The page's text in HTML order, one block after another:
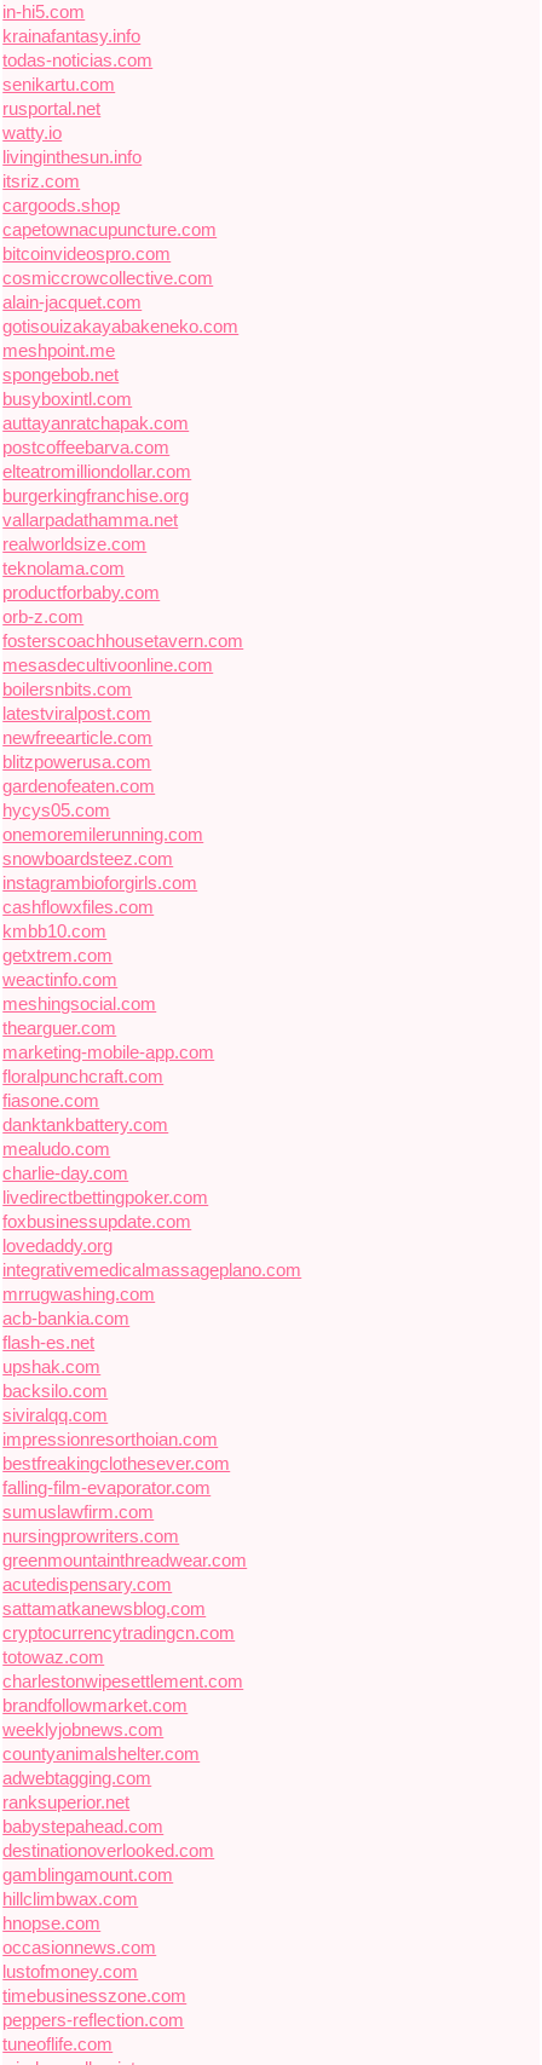
in-hi5.com
krainafantasy.info
todas-noticias.com
senikartu.com
rusportal.net
watty.io
livinginthesun.info
itsriz.com
cargoods.shop
capetownacupuncture.com
bitcoinvideospro.com
cosmiccrowcollective.com
alain-jacquet.com
gotisouizakayabakeneko.com
meshpoint.me
spongebob.net
busyboxintl.com
auttayanratchapak.com
postcoffeebarva.com
elteatromilliondollar.com
burgerkingfranchise.org
vallarpadathamma.net
realworldsize.com
teknolama.com
productforbaby.com
orb-z.com
fosterscoachhousetavern.com
mesasdecultivoonline.com
boilersnbits.com
latestviralpost.com
newfreearticle.com
blitzpowerusa.com
gardenofeaten.com
hycys05.com
onemoremilerunning.com
snowboardsteez.com
instagrambioforgirls.com
cashflowxfiles.com
kmbb10.com
getxtrem.com
weactinfo.com
meshingsocial.com
thearguer.com
marketing-mobile-app.com
floralpunchcraft.com
fiasone.com
danktankbattery.com
mealudo.com
charlie-day.com
livedirectbettingpoker.com
foxbusinessupdate.com
lovedaddy.org
integrativemedicalmassageplano.com
mrrugwashing.com
acb-bankia.com
flash-es.net
upshak.com
backsilo.com
siviralqq.com
impressionresorthoian.com
bestfreakingclothesever.com
falling-film-evaporator.com
sumuslawfirm.com
nursingprowriters.com
greenmountainthreadwear.com
acutedispensary.com
sattamatkanewsblog.com
cryptocurrencytradingcn.com
totowaz.com
charlestonwipesettlement.com
brandfollowmarket.com
weeklyjobnews.com
countyanimalshelter.com
adwebtagging.com
ranksuperior.net
babystepahead.com
destinationoverlooked.com
gamblingamount.com
hillclimbwax.com
hnopse.com
occasionnews.com
lustofmoney.com
timebusinesszone.com
peppers-reflection.com
tuneoflife.com